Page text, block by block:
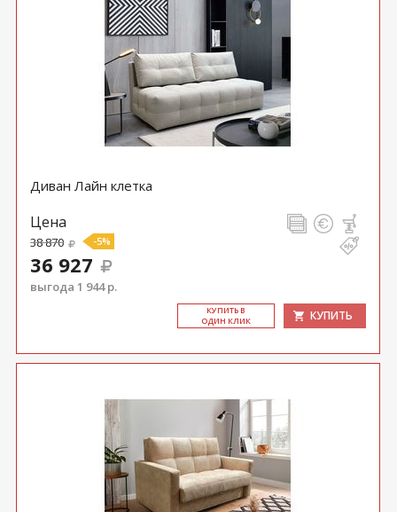
Диван Лайн клетка
Цена
38 870 -5%
36 927
выгода 1 944 р.
КУ­ПИТЬ В
ОДИН КЛИК
КУПИТЬ